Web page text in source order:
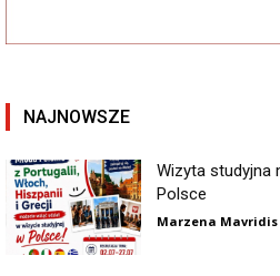
NAJNOWSZE
Wizyta studyjna
Polsce
Marzena Mavridis